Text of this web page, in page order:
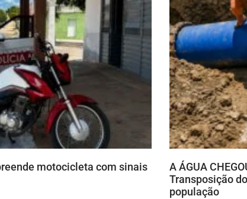
motocicleta com sinais
A ÁGUA
Transposição
população